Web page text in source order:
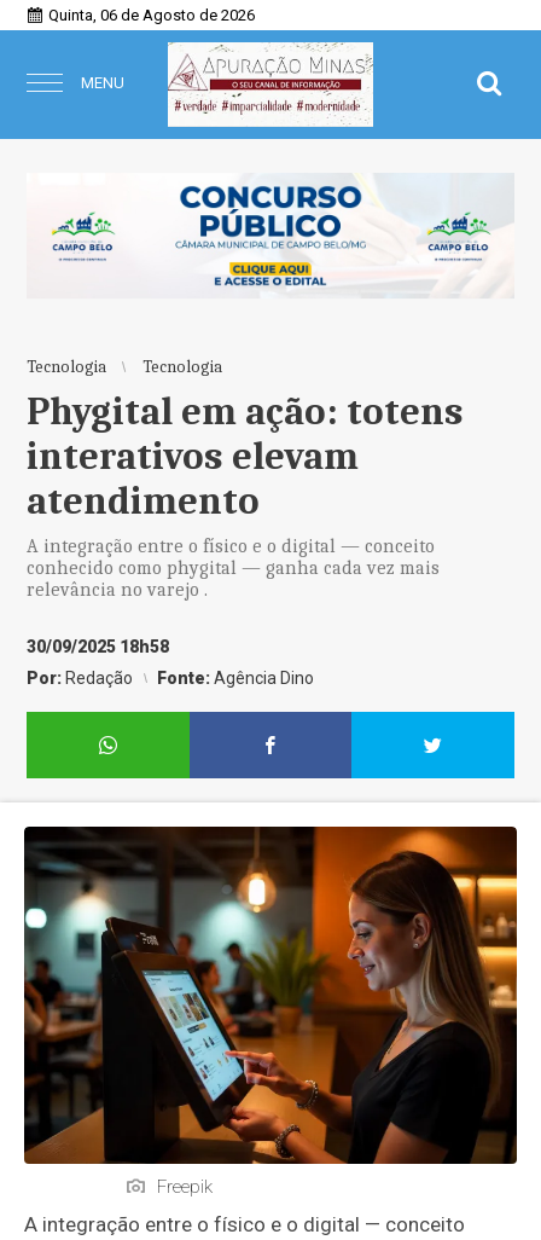
Quinta, 06 de Agosto de 2026
MENU
Tecnologia Tecnologia
Phygital em ação: totens
interativos elevam
atendimento
A integração entre o físico e o digital — conceito
conhecido como phygital — ganha cada vez mais
relevância no varejo .
30/09/2025 18h58
Por: Redação Fonte:Agência Dino
Freepik
A integração entre o físico e o digital — conceito